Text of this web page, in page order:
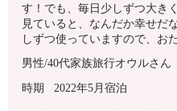
す！でも、毎日少しずつ大き
見ていると、なんだか幸せだ
しずつ使っていますので、お
男性/40代家族旅行オウルさん
時期 2022年5月宿泊